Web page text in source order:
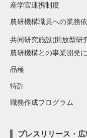
産学官連携制度
農研機構職員への業務
共同研究施設(開放型研
農研機構との事業開発
品種
特許
職務作成プログラム
プレスリリース・広